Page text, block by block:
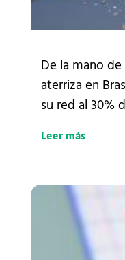
De la mano
aterriza en
su red al 30%
Leer más